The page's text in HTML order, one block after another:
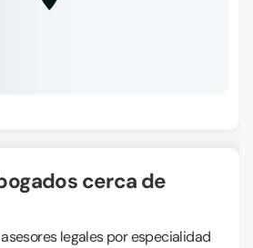
legales por especialidad